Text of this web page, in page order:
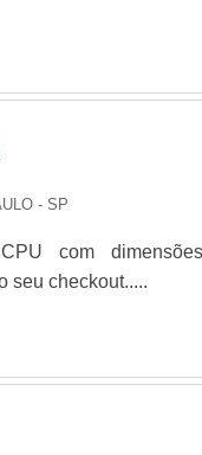
- SP
com
seu checkout.....